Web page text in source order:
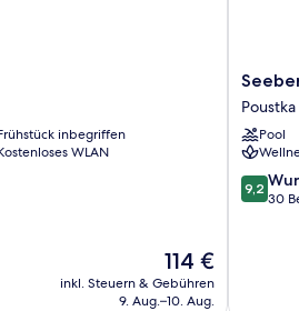
inbegriffen
WLAN
Der
Preis
beträgt
114 €
inkl. Steuern & Gebühren
9. Aug.–10. Aug.
Poustka
Poustka
Pool
9.2
von
9,2
30